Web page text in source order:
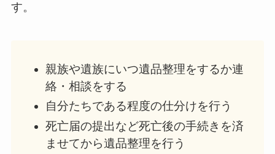
す。
親族や遺族にいつ遺品整理をするか連
絡・相談をする
自分たちである程度の仕分けを行う
死亡届の提出など死亡後の手続きを済
ませてから遺品整理を行う